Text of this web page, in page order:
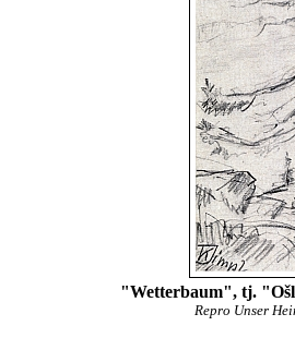
"Wetterbaum", tj.
Repro Unser